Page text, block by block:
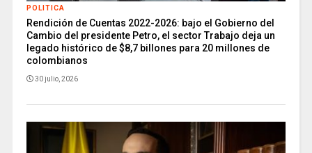
POLITICA
Rendición de Cuentas 2022-2026: bajo el Gobierno del
Cambio del presidente Petro, el sector Trabajo deja un
legado histórico de $8,7 billones para 20 millones de
colombianos
30 julio, 2026